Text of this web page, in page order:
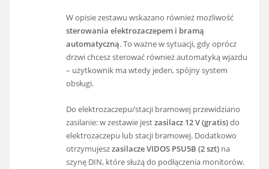
W opisie zestawu wskazano również możliwość
sterowania elektrozaczepem i bramą
automatyczną. To ważne w sytuacji, gdy oprócz
drzwi chcesz sterować również automatyką wjazdu
– użytkownik ma wtedy jeden, spójny system
obsługi.
Do elektrozaczepu/stacji bramowej przewidziano
zasilanie: w zestawie jestzasilacz 12 V (gratis)do
elektrozaczepu lub stacji bramowej. Dodatkowo
otrzymujeszzasilacze VIDOS PSU5B (2 szt) na
szynę DIN, które służą do podłączenia monitorów.